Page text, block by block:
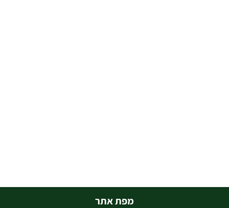
מפת אתר